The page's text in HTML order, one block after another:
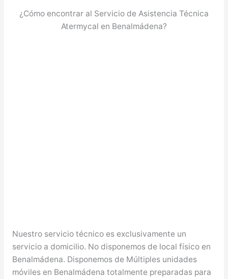
¿Cómo encontrar al Servicio de Asistencia Técnica
Atermycal en Benalmádena?
Nuestro servicio técnico es exclusivamente un
servicio a domicilio. No disponemos de local físico en
Benalmádena. Disponemos de Múltiples unidades
móviles en Benalmádena totalmente preparadas para